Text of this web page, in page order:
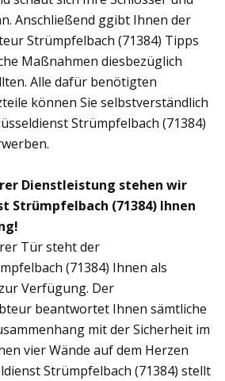
Anschließend ggibt Ihnen der
Strümpfelbach (71384) Tipps
Maßnahmen diesbezüglich
Alle dafür benötigten
können Sie selbstverständlich
Strümpfelbach (71384)
Dienstleistung stehen wir
Strümpfelbach (71384) Ihnen
Tür steht der
(71384) Ihnen als
Verfügung. Der
beantwortet Ihnen sämtliche
mit der Sicherheit im
vier Wände auf dem Herzen
Strümpfelbach (71384) stellt